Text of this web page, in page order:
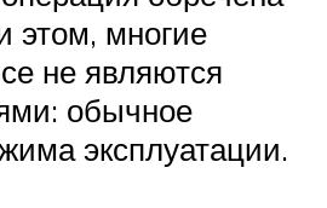
этом, многие
не являются
обычное
эксплуатации.